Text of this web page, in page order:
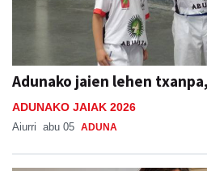
Adunako jaien lehen
ADUNAKO JAIAK 2026
Aiurri abu 05 ADUNA